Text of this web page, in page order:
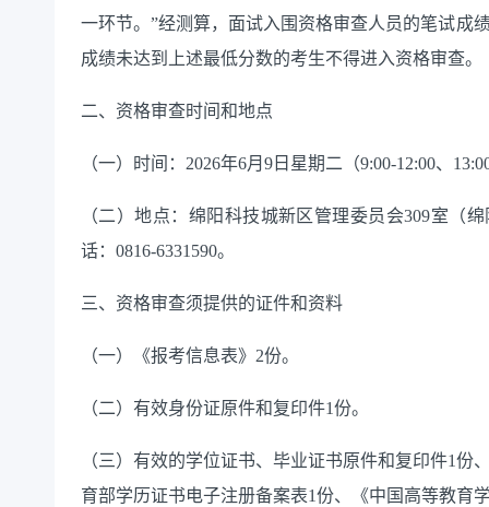
一环节。”经测算， 面试入围资格审查人员的笔试成
成绩未达到上述最低分数的考生不得进入资格审查。
二、资格审查时间和地点
（一）时间： 2026年6月 9 日 星期二 （9:00-1 2:00、 13:0
（二）地点：绵阳科技城新区管理委员会309室 （绵
话： 0816-6331590。
三、资格审查须提供的证件和资料
（一）《报考信息表》 2份。
（二）有效身份证原件和复印件1份。
（三） 有效的学位证书、毕业证书原件和复印件1份
育部学历证书电子注册备案表1份、《中国高等教育